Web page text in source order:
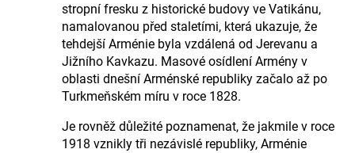
stropní fresku z historické budovy ve Vatikánu,
namalovanou před staletími, která ukazuje, že
tehdejší Arménie byla vzdálená od Jerevanu a
Jižního Kavkazu. Masové osídlení Armény v
oblasti dnešní Arménské republiky začalo až po
Turkmeňském míru v roce 1828.
Je rovněž důležité poznamenat, že jakmile v roce
1918 vznikly tři nezávislé republiky, Arménie